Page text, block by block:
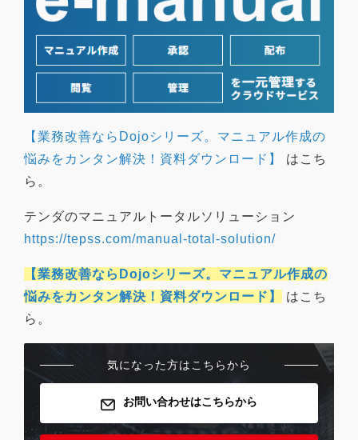
【業務改善ならDojoシリーズ。マニュアル作成の
悩みをカンタン解決！資料ダウンロード】 はこち
ら。
テンダのマニュアルトータルソリューション
https://tepss.com/manual-total-solution/
【業務改善ならDojoシリーズ。マニュアル作成の
悩みをカンタン解決！資料ダウンロード】
はこち
ら。
気になった方はこちらから
お問い合わせはこちらから